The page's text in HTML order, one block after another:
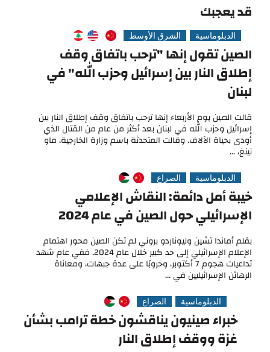
قد يعجبك
الدبلوماسية الشرق الأوسط
الصين تقول إنها "ترحب باتفاق وقف
إطلاق النار بين إسرائيل وحزب الله" في
لبنان
قالت الصين يوم الأربعاء إنها ترحب باتفاق وقف إطلاق النار بين
إسرائيل وحزب الله في لبنان بعد أكثر من عام من القتال الذي
أودى بحياة الآلاف. وقالت المتحدثة باسم وزارة الخارجية، ماو
نينغ، ...
الدبلوماسية الصراع
خيبة أمل دائمة: النقاش الإعلامي
الإسرائيلي حول الصين في عام 2024
بقلم أماندا تشين وليوناردو بروني لم تكن الصين محور اهتمام
الإعلام الإسرائيلي إلى حد كبير خلال عام 2024. ففي عام شهد
تداعيات هجوم 7 أكتوبر، وحروبًا على عدة جبهات، ومعاناة
الرهائن الإسرائيليين في ...
الدبلوماسية الصراع
خبراء صينيون يناقشون خطة ترامب بشأن
غزة ووقف إطلاق النار